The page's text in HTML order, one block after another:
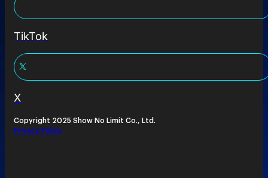
TikTok
X
Copyright 2025 Show No Limit Co., Ltd.
Privacy Policy